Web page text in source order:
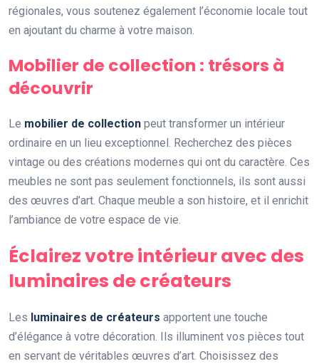
régionales, vous soutenez également l’économie locale tout
en ajoutant du charme à votre maison.
Mobilier de collection : trésors à
découvrir
Le mobilier de collection peut transformer un intérieur
ordinaire en un lieu exceptionnel. Recherchez des pièces
vintage ou des créations modernes qui ont du caractère. Ces
meubles ne sont pas seulement fonctionnels, ils sont aussi
des œuvres d’art. Chaque meuble a son histoire, et il enrichit
l’ambiance de votre espace de vie.
Éclairez votre intérieur avec des
luminaires de créateurs
Les luminaires de créateurs apportent une touche
d’élégance à votre décoration. Ils illuminent vos pièces tout
en servant de véritables œuvres d’art. Choisissez des